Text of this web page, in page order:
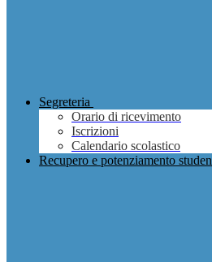
Segreteria
Orario di ricevimento
Iscrizioni
Calendario scolastico
Recupero e potenziamento